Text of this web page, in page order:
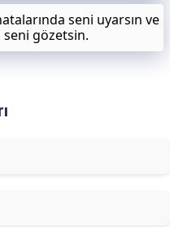
seni uyarsın ve
seni gözetsin.